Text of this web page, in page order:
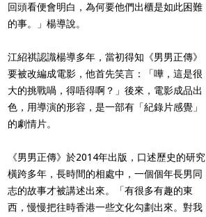
回頭看便會明白，為何要他們出櫃是如此困難
的事。」楊導說。
江紹祺認識楊導多年，當初得知《男男正傳》
要被改編成電影，他首先笑言：「嘩，這是很
大的挑戰喎，得唔得啊？」後來，電影成品出
色，用導演的形容，是一部有「紀錄片感覺」
的劇情片。
《男男正傳》於2014年出版，口述歷史的研究
橫跨多年，長時間的相處中，一個個年長男同
志的故事才被講述出來。「有很多有趣的東
西，慢慢把往時香港一些文化勾劃出來。對我